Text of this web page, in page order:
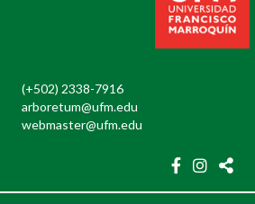
(+502) 2338-7916
arboretum@ufm.edu
webmaster@ufm.edu